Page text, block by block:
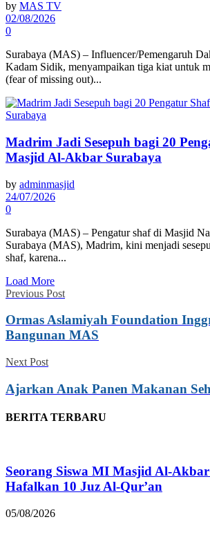
by MAS TV
02/08/2026
0
Surabaya (MAS) – Influencer/Pemengaruh
Kadam Sidik, menyampaikan tiga kiat untuk
(fear of missing out)...
Madrim Jadi Sesepuh bagi 20
Masjid Al-Akbar Surabaya
by adminmasjid
24/07/2026
0
Surabaya (MAS) – Pengatur shaf di Masjid
Surabaya (MAS), Madrim, kini menjadi
shaf, karena...
Load More
Previous Post
Ormas Aslamiyah Foundation
Bangunan MAS
Next Post
Ajarkan Anak Panen Makanan
BERITA TERBARU
Seorang Siswa MI Masjid Al-
Hafalkan 10 Juz Al-Qur’an
05/08/2026